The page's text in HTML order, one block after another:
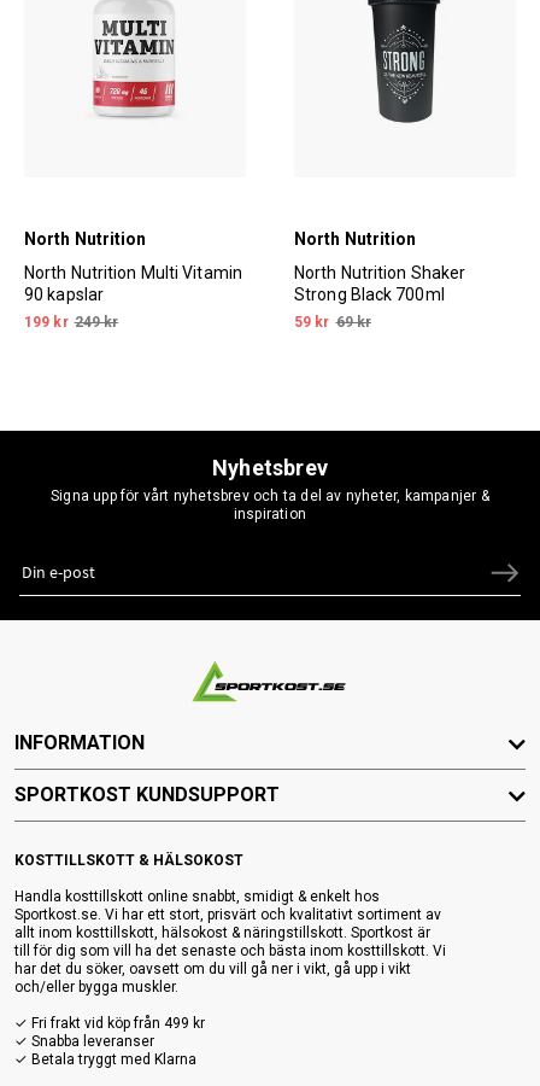
North Nutrition
North Nutrition Multi Vitamin
90 kapslar
199 kr 249 kr
North Nutrition
North Nutrition Shaker
Strong Black 700ml
59 kr 69 kr
Nyhetsbrev
Signa upp för vårt nyhetsbrev och ta del av nyheter, kampanjer &
inspiration
KOSTTILLSKOTT & HÄLSOKOST
Handla kosttillskott online snabbt, smidigt & enkelt hos
Sportkost.se. Vi har ett stort, prisvärt och kvalitativt sortiment av
allt inom kosttillskott, hälsokost & näringstillskott. Sportkost är
till för dig som vill ha det senaste och bästa inom kosttillskott. Vi
har det du söker, oavsett om du vill gå ner i vikt, gå upp i vikt
och/eller bygga muskler.
✓ Fri frakt vid köp från 499 kr
✓ Snabba leveranser
✓ Betala tryggt med Klarna
INFORMATION
SPORTKOST KUNDSUPPORT